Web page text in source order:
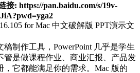
接: https://pan.baidu.com/s/19v-
制作工具，PowerPoint 几乎是学生
管是做课程作业、商业汇报、产品发
它都能满足你的需求。Mac 版的